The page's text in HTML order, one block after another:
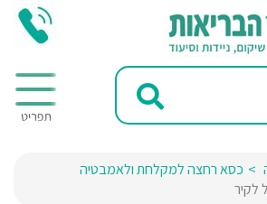
כסא רחצה למקלחת ולאמבטיה
לקיר